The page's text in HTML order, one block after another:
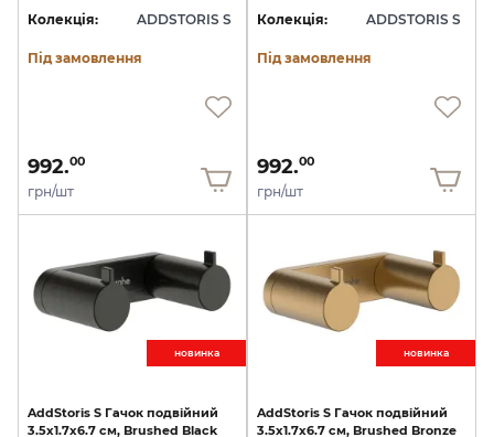
Колекція: ADDSTORIS S
Під замовлення
992.00
грн/шт
Колекція: ADDSTORIS S
Під замовлення
992.00
грн/шт
новинкa
AddStoris S Гачок подвійний
3.5х1.7x6.7 см, Brushed Black
новинкa
AddStoris S Гачок подвійний
3.5х1.7x6.7 см, Brushed Bronze